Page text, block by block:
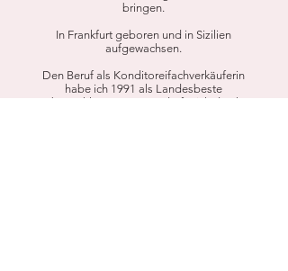
bringen.
In Frankfurt geboren und in Sizilien
aufgewachsen.
Den Beruf als Konditoreifachverkäuferin
habe ich 1991 als Landesbeste
abgeschlossen, später durfte ich durch